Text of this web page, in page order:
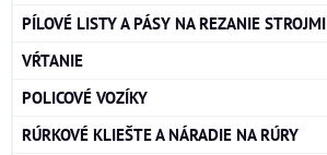
PÍLOVÉ LISTY A PÁSY NA REZANIE STROJMI
VŔTANIE
POLICOVÉ VOZÍKY
RÚRKOVÉ KLIEŠTE A NÁRADIE NA RÚRY